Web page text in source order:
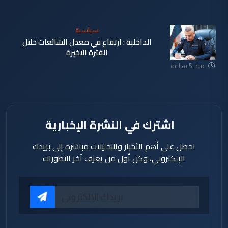
منذ 5 ساعة
سياسية
الداخلية : ارتفاع في معدل الشائعات خلال
الفترة الاخيرة
اشترك في النشرة الإخبارية
احصل على أهم الأخبار والتحليلات مباشرة إلى بريدك
الإلكتروني، وكن أول من يعرف آخر التطورات